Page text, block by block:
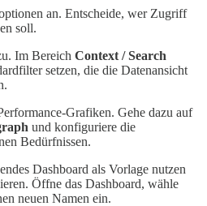
an. Entscheide, wer Zugriff
soll.
Im Bereich Context / Search
setzen, die die Datenansicht
Grafiken. Gehe dazu auf
und konfiguriere die
Bedürfnissen.
Dashboard als Vorlage nutzen
Öffne das Dashboard, wähle
neuen Namen ein.